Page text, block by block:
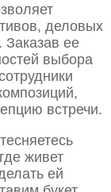
деловых
Заказав ее
выбора
встречи.
живет
ей